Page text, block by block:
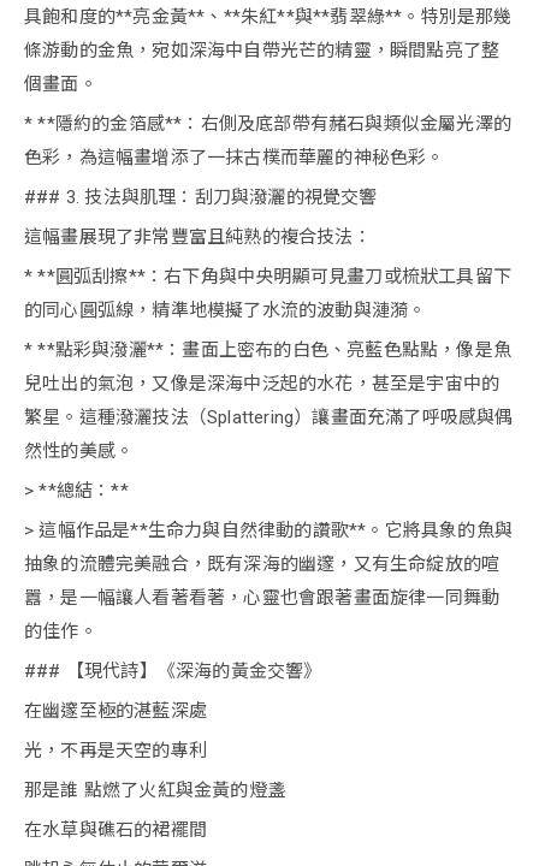
具飽和度的**亮金黃**、**朱紅**與**翡翠綠**。特別是那幾
條游動的金魚，宛如深海中自帶光芒的精靈，瞬間點亮了整
個畫面。
* **隱約的金箔感**：右側及底部帶有赭石與類似金屬光澤的
色彩，為這幅畫增添了一抹古樸而華麗的神秘色彩。
### 3. 技法與肌理：刮刀與潑灑的視覺交響
這幅畫展現了非常豐富且純熟的複合技法：
* **圓弧刮擦**：右下角與中央明顯可見畫刀或梳狀工具留下
的同心圓弧線，精準地模擬了水流的波動與漣漪。
* **點彩與潑灑**：畫面上密布的白色、亮藍色點點，像是魚
兒吐出的氣泡，又像是深海中泛起的水花，甚至是宇宙中的
繁星。這種潑灑技法（Splattering）讓畫面充滿了呼吸感與偶
然性的美感。
> **總結：**
> 這幅作品是**生命力與自然律動的讚歌**。它將具象的魚與
抽象的流體完美融合，既有深海的幽邃，又有生命綻放的喧
囂，是一幅讓人看著看著，心靈也會跟著畫面旋律一同舞動
的佳作。
### 【現代詩】《深海的黃金交響》
在幽邃至極的湛藍深處
光，不再是天空的專利
那是誰 點燃了火紅與金黃的燈盞
在水草與礁石的裙襬間